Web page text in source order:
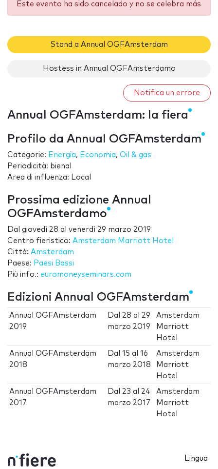
Este evento ha sido cancelado y no se celebra más
Stand a Annual OGFAmsterdam
Hostess in Annual OGFAmsterdamo
Notifica un errore
Annual OGFAmsterdam: la fiera
Profilo da Annual OGFAmsterdam
Categorie: Energia, Economia, Oil & gas
Periodicità: bienal
Area di influenza: Local
Prossima edizione Annual
OGFAmsterdamo
Dal giovedì 28 al venerdì 29 marzo 2019
Centro fieristico: Amsterdam Marriott Hotel
Città: Amsterdam
Paese: Paesi Bassi
Più info.: euromoneyseminars.com
Edizioni Annual OGFAmsterdam
Annual OGFAmsterdam
2019
Dal 28 al 29
marzo 2019
Amsterdam
Marriott
Hotel
Annual OGFAmsterdam
2018
Dal15 al16
marzo 2018
Amsterdam
Marriott
Hotel
Annual OGFAmsterdam
2017
Dal 23 al 24
marzo 2017
Amsterdam
Marriott
Hotel
Lingua